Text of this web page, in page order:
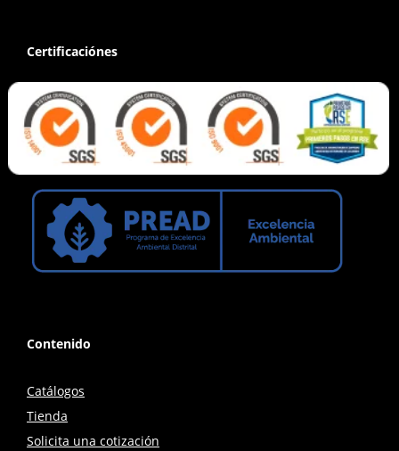
Certificaciónes
Contenido
Catálogos
Tienda
Solicita una cotización